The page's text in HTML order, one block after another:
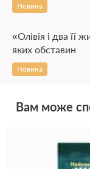
Новина
«Олівія і два її
яких обставин
Новина
Вам може